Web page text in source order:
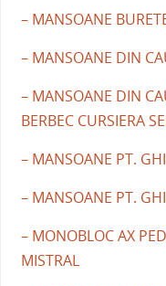
– MANSOANE
– MANSOANE DIN
– MANSOANE DIN
BERBEC CURSIERA
– MANSOANE PT.
– MANSOANE PT.
– MONOBLOC AX
MISTRAL